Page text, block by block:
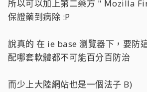
所以可以加上第二藥方 " Ｍozilla
保證藥到病除 :P
說真的 在 ie base 瀏覽器下，要防
配哪套軟體都不可能百分百防治
而少上大陸網站也是一個法子 B)